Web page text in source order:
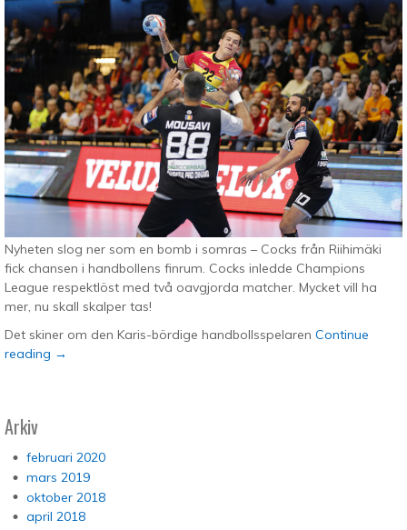
Arkiv
februari 2020
mars 2019
oktober 2018
april 2018
Nyheten slog ner som en bomb i somras – Cocks från Riihimäki
fick chansen i handbollens finrum. Cocks inledde Champions
League respektlöst med två oavgjorda matcher. Mycket vill ha
mer, nu skall skalper tas!
Det skiner om den Karis-bördige handbollsspelaren Continue
reading →